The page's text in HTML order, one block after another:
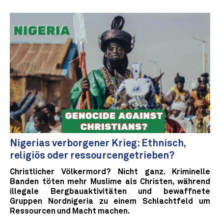
Nigerias verborgener Krieg: Ethnisch,
religiös oder ressourcengetrieben?
Christlicher Völkermord? Nicht ganz. Kriminelle
Banden töten mehr Muslime als Christen, während
illegale Bergbauaktivitäten und bewaffnete
Gruppen Nordnigeria zu einem Schlachtfeld um
Ressourcen und Macht machen.